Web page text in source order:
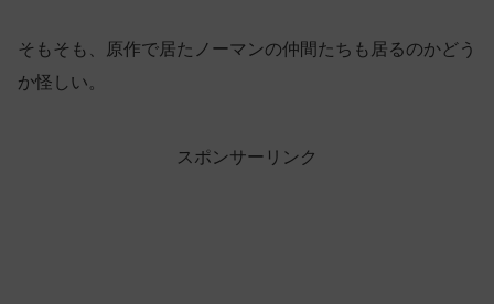
そもそも、原作で居たノーマンの仲間たちも居るのかどう
か怪しい。
スポンサーリンク